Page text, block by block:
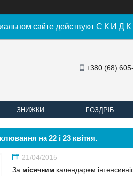
сайте действуют С К И Д К
+380 (68)
ЗНИЖКИ РОЗДРІБ
на 22 і 23 квітня.
21/04/2015
За місячним календарем